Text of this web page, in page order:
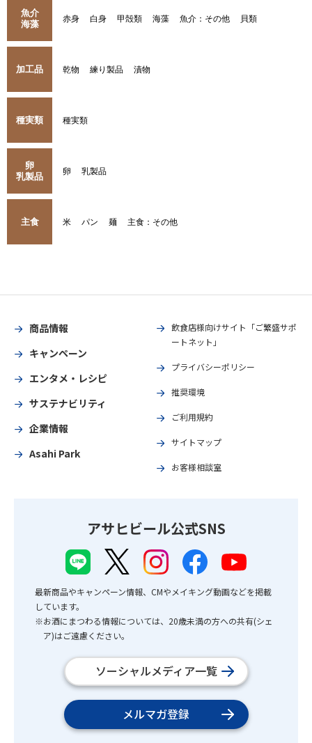
魚介
海藻
赤身 白身 甲殻類 海藻 魚介：その他 貝類
加工品 乾物 練り製品 漬物
種実類 種実類
卵
乳製品
卵 乳製品
主食 米 パン 麺 主食：その他
商品情報
キャンペーン
エンタメ・レシピ
サステナビリティ
企業情報
Asahi Park
飲食店様向けサイト「ご繁盛サポ
ートネット」
プライバシーポリシー
推奨環境
ご利用規約
サイトマップ
お客様相談室
アサヒビール公式SNS
最新商品やキャンペーン情報、CMやメイキング動画などを掲載
しています。
※お酒にまつわる情報については、20歳未満の方への共有(シェ
ア)はご遠慮ください。
ソーシャルメディア一覧
メルマガ登録